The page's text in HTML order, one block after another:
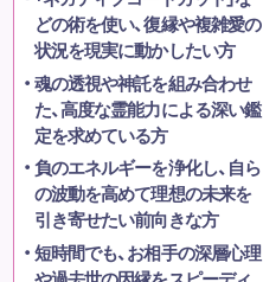
どの術を使い、復縁や複雑愛の
状況を現実に動かしたい方
魂の透視や神託を組み合わせ
た、高度な霊能力による深い鑑
定を求めている方
負のエネルギーを浄化し、自ら
の波動を高めて理想の未来を
引き寄せたい前向きな方
短時間でも、お相手の深層心理